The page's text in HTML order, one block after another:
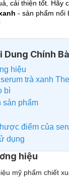
cải thiện tốt. Hãy
- sản phẩm nổi
Dung Chính
hiệu
trà xanh
bì
sản phẩm
điểm của
dụng
hiệu
mỹ phẩm chiết